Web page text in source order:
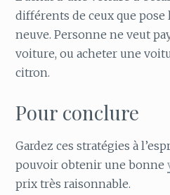
différents de ceux que pose
neuve. Personne ne veut
voiture, ou acheter une
citron.
Pour conclure
Gardez ces stratégies à
pouvoir obtenir une bonne
prix très raisonnable.